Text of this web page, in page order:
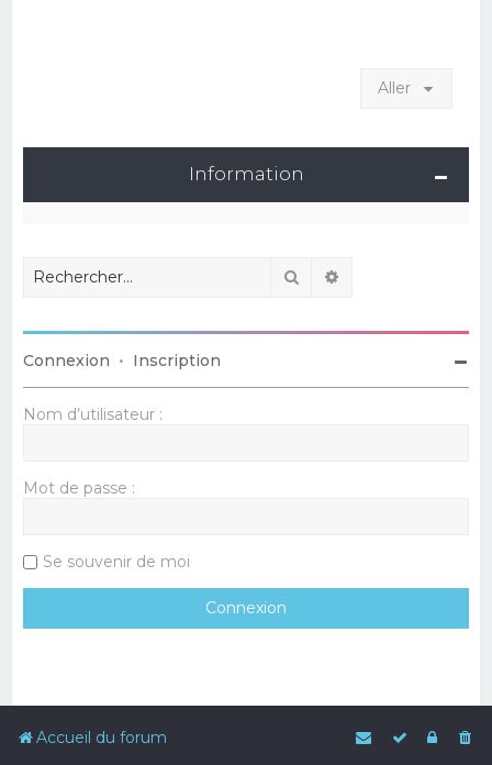
Aller
Information
Rechercher
Connexion • Inscription
Nom d’utilisateur :
Mot de passe :
Se souvenir de moi
Accueil du forum